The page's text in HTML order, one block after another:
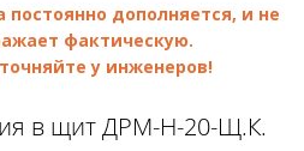
постоянно дополняется, и не
фактическую.
у инженеров!
в щит ДРМ-Н-20-Щ.К.